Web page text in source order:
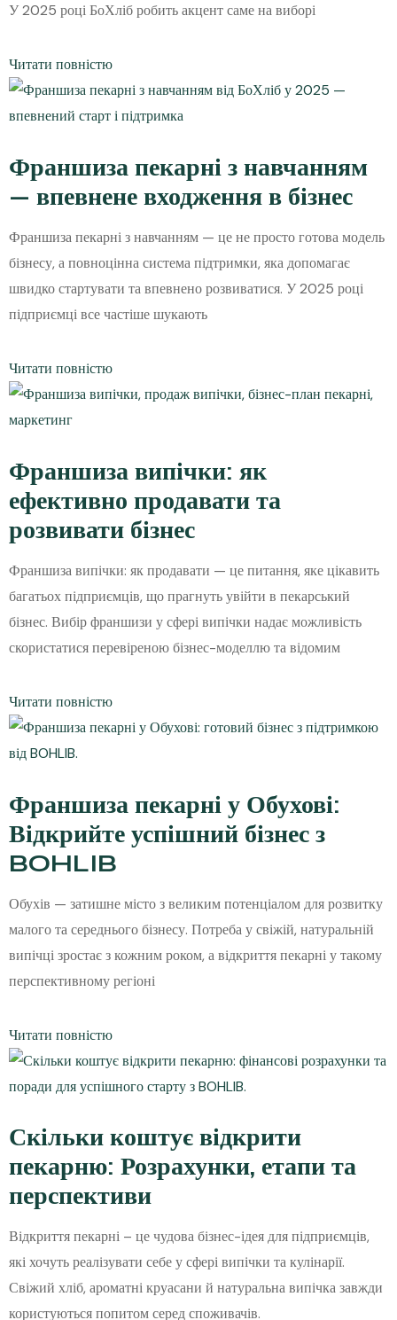
У 2025 році БоХліб робить акцент саме на виборі
Читати повністю
Франшиза пекарні з навчанням
— впевнене входження в бізнес
Франшиза пекарні з навчанням — це не просто готова модель
бізнесу, а повноцінна система підтримки, яка допомагає
швидко стартувати та впевнено розвиватися. У 2025 році
підприємці все частіше шукають
Читати повністю
Франшиза випічки: як
ефективно продавати та
розвивати бізнес
Франшиза випічки: як продавати — це питання, яке цікавить
багатьох підприємців, що прагнуть увійти в пекарський
бізнес. Вибір франшизи у сфері випічки надає можливість
скористатися перевіреною бізнес-моделлю та відомим
Читати повністю
Франшиза пекарні у Обухові:
Відкрийте успішний бізнес з
BOHLIB
Обухів — затишне місто з великим потенціалом для розвитку
малого та середнього бізнесу. Потреба у свіжій, натуральній
випічці зростає з кожним роком, а відкриття пекарні у такому
перспективному регіоні
Читати повністю
Скільки коштує відкрити
пекарню: Розрахунки, етапи та
перспективи
Відкриття пекарні – це чудова бізнес-ідея для підприємців,
які хочуть реалізувати себе у сфері випічки та кулінарії.
Свіжий хліб, ароматні круасани й натуральна випічка завжди
користуються попитом серед споживачів.